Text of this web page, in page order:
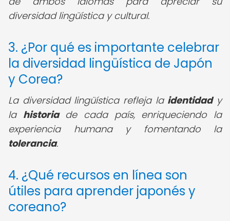
diversidad lingüística y cultural.
3. ¿Por qué es importante celebrar
la diversidad lingüística de Japón
y Corea?
La diversidad lingüística refleja la identidady
la historiade cada país, enriqueciendo la
experiencia humana y fomentando la
tolerancia.
4. ¿Qué recursos en línea son
útiles para aprender japonés y
coreano?